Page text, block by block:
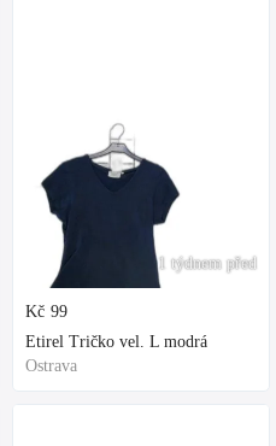
1 týdnem před
Kč 99
Etirel Tričko vel. L modrá
Ostrava